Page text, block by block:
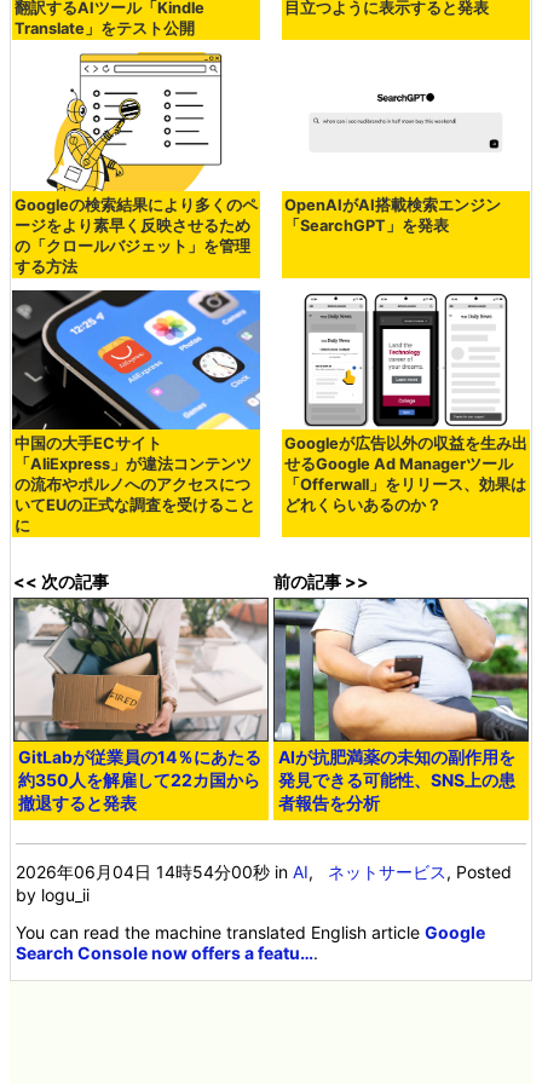
翻訳するAIツール「Kindle
Translate」をテスト公開
目立つように表示すると発表
Googleの検索結果により多くのペ
ージをより素早く反映させるため
の「クロールバジェット」を管理
する方法
OpenAIがAI搭載検索エンジン
「SearchGPT」を発表
中国の大手ECサイト
「AliExpress」が違法コンテンツ
の流布やポルノへのアクセスにつ
いてEUの正式な調査を受けること
に
Googleが広告以外の収益を生み出
せるGoogle Ad Managerツール
「Offerwall」をリリース、効果は
どれくらいあるのか？
<< 次の記事
GitLabが従業員の14％にあたる
約350人を解雇して22カ国から
撤退すると発表
前の記事 >>
AIが抗肥満薬の未知の副作用を
発見できる可能性、SNS上の患
者報告を分析
2026年06月04日 14時54分00秒 inAI, ネットサービス, Posted
by logu_ii
You can read the machine translated English articleGoogle
Search Console now offers a featu….